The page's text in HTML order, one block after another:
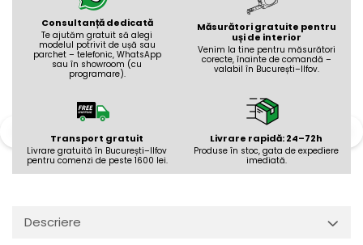
Consultanță dedicată
Te ajutăm gratuit să alegi
modelul potrivit de ușă sau
parchet – telefonic, WhatsApp
sau în showroom (cu
programare).
Măsurători gratuite pentru
uși de interior
Venim la tine pentru măsurători
corecte, înainte de comandă –
valabil în București–Ilfov.
Transport gratuit
Livrare gratuită în București–Ilfov
pentru comenzi de peste 1600 lei.
Livrare rapidă: 24–72h
Produse în stoc, gata de expediere
imediată.
Descriere